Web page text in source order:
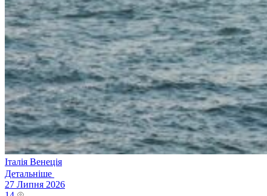
Італія Венеція
Детальніше
27 Липня 2026